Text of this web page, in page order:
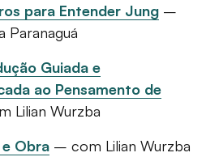
para Entender Jung –
Paranaguá
Guiada e
ao Pensamento de
Lilian Wurzba
Obra – com Lilian Wurzba